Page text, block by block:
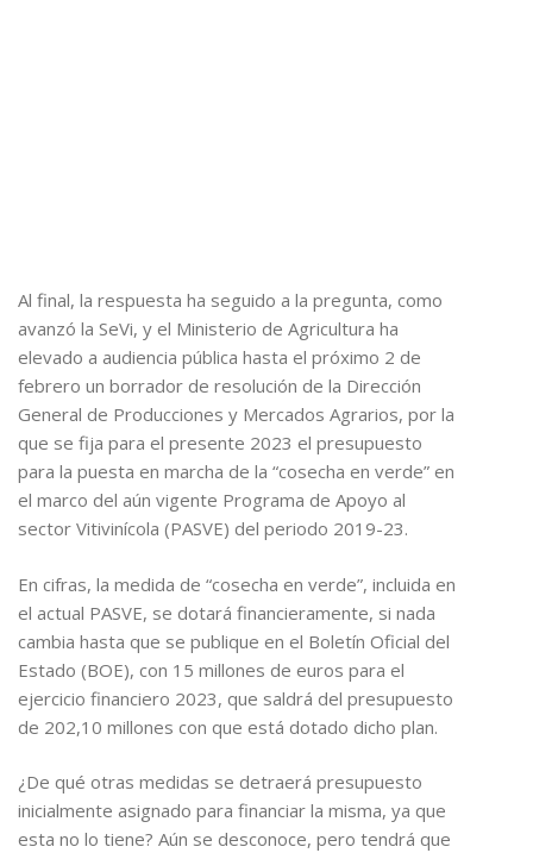
Al final, la respuesta ha seguido a la pregunta, como
avanzó la SeVi, y el Ministerio de Agricultura ha
elevado a audiencia pública hasta el próximo 2 de
febrero un borrador de resolución de la Dirección
General de Producciones y Mercados Agrarios, por la
que se fija para el presente 2023 el presupuesto
para la puesta en marcha de la “cosecha en verde” en
el marco del aún vigente Programa de Apoyo al
sector Vitivinícola (PASVE) del periodo 2019-23.
En cifras, la medida de “cosecha en verde”, incluida en
el actual PASVE, se dotará financieramente, si nada
cambia hasta que se publique en el Boletín Oficial del
Estado (BOE), con 15 millones de euros para el
ejercicio financiero 2023, que saldrá del presupuesto
de 202,10 millones con que está dotado dicho plan.
¿De qué otras medidas se detraerá presupuesto
inicialmente asignado para financiar la misma, ya que
esta no lo tiene? Aún se desconoce, pero tendrá que